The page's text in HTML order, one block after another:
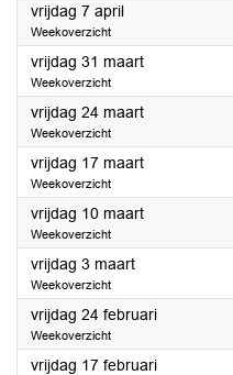
vrijdag 7 april2023
Weekoverzicht
vrijdag 31 maart2023
Weekoverzicht
vrijdag 24 maart2023
Weekoverzicht
vrijdag 17 maart2023
Weekoverzicht
vrijdag 10 maart2023
Weekoverzicht
vrijdag 3 maart2023
Weekoverzicht
vrijdag 24 februari2023
Weekoverzicht
vrijdag 17 februari2023